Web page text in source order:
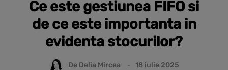
Ce este gestiunea FIFO si
de ce este importanta in
evidenta stocurilor?
De Delia Mircea 18 iulie 2025